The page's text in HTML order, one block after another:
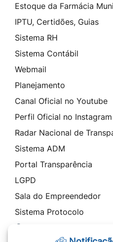
Estoque da Farmácia
IPTU, Certidões, Guias
Sistema RH
Sistema Contábil
Webmail
Planejamento
Canal Oficial no Youtube
Perfil Oficial no Instagram
Radar Nacional de
Sistema ADM
Portal Transparência
LGPD
Sala do Empreendedor
Sistema Protocolo
Contato